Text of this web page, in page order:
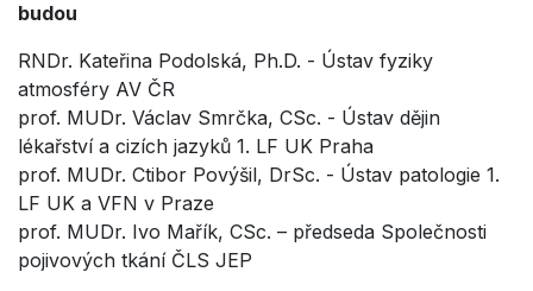
budou
RNDr. Kateřina Podolská, Ph.D. - Ústav fyziky
atmosféry AV ČR
prof. MUDr. Václav Smrčka, CSc. - Ústav dějin
lékařství a cizích jazyků 1. LF UK Praha
prof. MUDr. Ctibor Povýšil, DrSc. - Ústav patologie 1.
LF UK a VFN v Praze
prof. MUDr. Ivo Mařík, CSc. – předseda Společnosti
pojivových tkání ČLS JEP